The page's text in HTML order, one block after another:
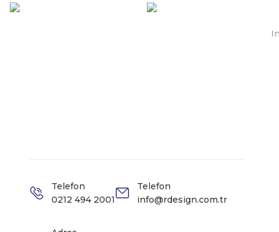
Telefon
0212 494 2001
Telefon
info@rdesign.com.tr